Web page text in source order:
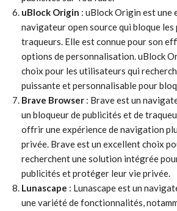
uBlock Origin : uBlock Origin est une
navigateur open source qui bloque
traqueurs. Elle est connue pour son
options de personnalisation. uBlock
choix pour les utilisateurs qui
puissante et personnalisable pour
Brave Browser : Brave est un
un bloqueur de publicités et de
offrir une expérience de navigation
privée. Brave est un excellent choix
recherchent une solution intégrée
publicités et protéger leur vie privée.
Lunascape : Lunascape est un
une variété de fonctionnalités,